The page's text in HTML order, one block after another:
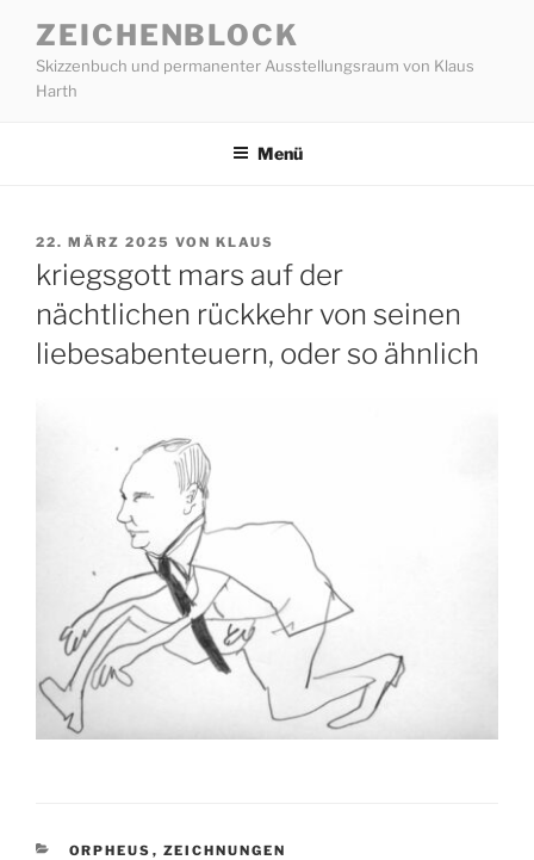
Inhalt
springen
ZEICHENBLOCK
Skizzenbuch und permanenter Ausstellungsraum von Klaus
Harth
Menü
VERÖFFENTLICHT
AM
22. MÄRZ 2025 VON KLAUS
kriegsgott mars auf der
nächtlichen rückkehr von seinen
liebesabenteuern, oder so ähnlich
KATEGORIEN
ORPHEUS , ZEICHNUNGEN